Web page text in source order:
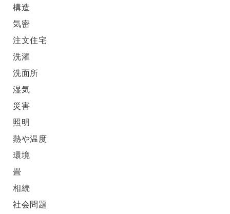
構造
気密
注文住宅
洗濯
洗面所
湿気
災害
照明
熱や温度
環境
畳
相続
社会問題